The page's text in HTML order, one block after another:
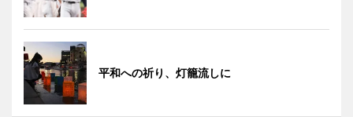
平和への祈り、灯籠流しに